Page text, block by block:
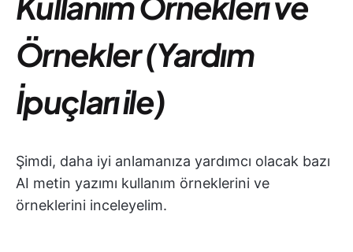
Örnekler (Yardım
İpuçları ile)
Şimdi, daha iyi anlamanıza yardımcı olacak bazı
AI metin yazımı kullanım örneklerini ve
örneklerini inceleyelim.